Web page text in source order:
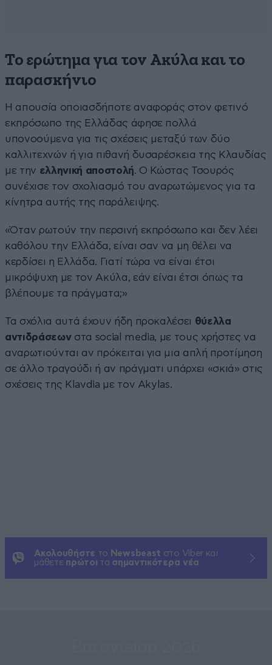
Το ερώτημα για τον Ακύλα και το
παρασκήνιο
Η απουσία οποιασδήποτε αναφοράς στον φετινό
εκπρόσωπο της Ελλάδας άφησε πολλά
υπονοούμενα για τις σχέσεις μεταξύ των δύο
καλλιτεχνών ή για πιθανή δυσαρέσκεια της Κλαυδίας
με την ελληνική αποστολή. Ο Κώστας Τσουρός
συνέχισε τον σχολιασμό του αναρωτώμενος για τα
κίνητρα αυτής της παράλειψης.
«Όταν ρωτούν την περσινή εκπρόσωπο και δεν λέει
καθόλου την Ελλάδα, είναι σαν να μη θέλει να
κερδίσει η Ελλάδα. Γιατί τώρα να είναι έτσι
μικρόψυχη με τον Ακύλα, εάν είναι έτσι όπως τα
βλέπουμε τα πράγματα;»
Τα σχόλια αυτά έχουν ήδη προκαλέσει θύελλα
αντιδράσεωνστα social media, με τους χρήστες να
αναρωτιούνται αν πρόκειται για μια απλή προτίμηση
σε άλλο τραγούδι ή αν πράγματι υπάρχει «σκιά» στις
σχέσεις της Klavdia με τον Akylas.
Ακολουθήστε το Newsbeast στο Viber και
μάθετε πρώτοι τα σημαντικότερα νέα